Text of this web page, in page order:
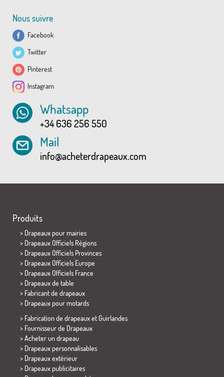
Nous suivre
Facebook
Twitter
Pinterest
Instagram
Whatsapp
+34 636 256 550
Mail
info@acheterdrapeaux.com
Produits
> Drapeaux pour mairies
> Drapeaux Officiels Régions
> Drapeaux Officiels Provinces
> Drapeaux Officiels Europe
> Drapeaux Officiels France
> Drapeaux de table
> Fabricant de drapeaux
> Drapeaux pour motards
> Fabrication de drapeaux et Guirlandes
> Fournisseur de Drapeaux
> Acheter un drapeau
> Drapeaux personnalisables
> Drapeaux extérieur
> Drapeaux publicitaires